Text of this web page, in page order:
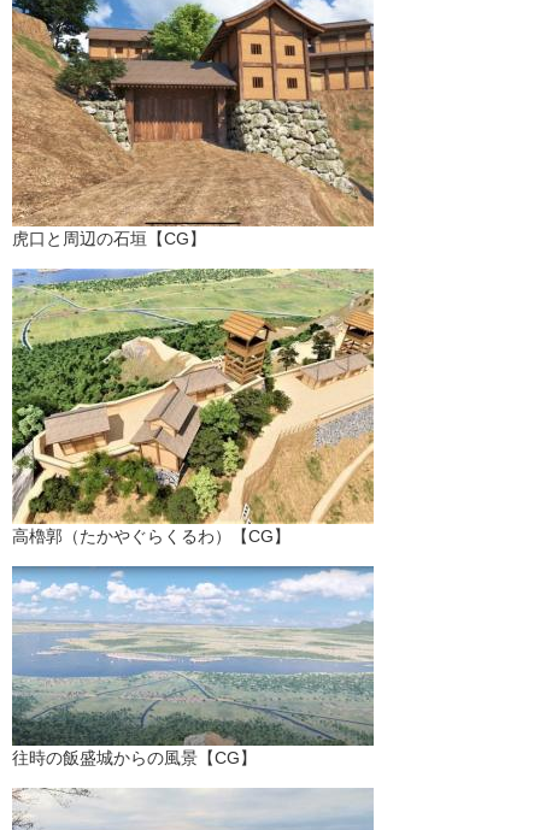
​虎口と周辺の石垣【CG】
​高櫓郭（たかやぐらくるわ）【CG】
​往時の飯盛城からの風景【CG】